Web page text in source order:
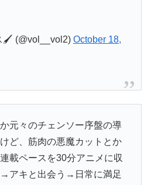
(@vol__vol2) October 18,
元々のチェンソー序盤の導
ど、筋肉の悪魔カットとか
載ペースを30分アニメに収
アキと出会う→日常に満足